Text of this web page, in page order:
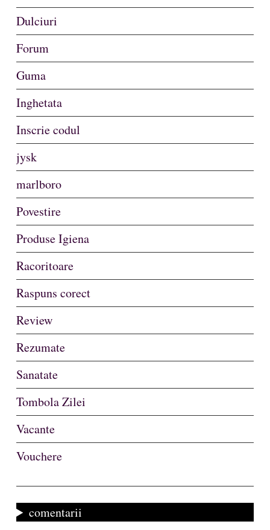
Dulciuri
Forum
Guma
Inghetata
Inscrie codul
jysk
marlboro
Povestire
Produse Igiena
Racoritoare
Raspuns corect
Review
Rezumate
Sanatate
Tombola Zilei
Vacante
Vouchere
comentarii